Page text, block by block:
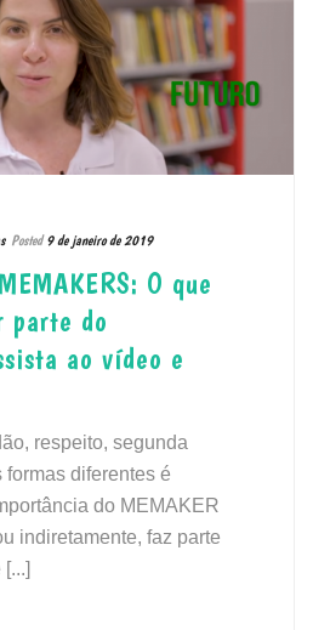
Posted 9 de janeiro de 2019
O que
do
ao vídeo e
respeito, segunda
diferentes é
do MEMAKER
indiretamente, faz parte